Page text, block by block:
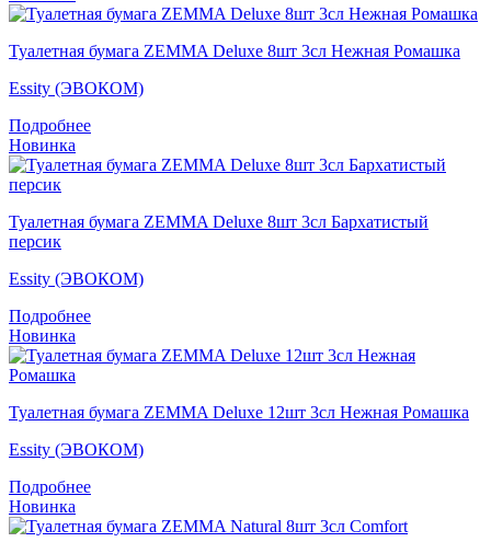
Туалетная бумага ZEMMA Deluxe 8шт 3сл Нежная Ромашка
Essity (ЭВОКОМ)
Подробнее
Новинка
Туалетная бумага ZEMMA Deluxe 8шт 3сл Бархатистый
персик
Essity (ЭВОКОМ)
Подробнее
Новинка
Туалетная бумага ZEMMA Deluxe 12шт 3сл Нежная Ромашка
Essity (ЭВОКОМ)
Подробнее
Новинка